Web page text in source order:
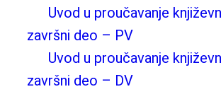
Uvod u proučavanje
završni deo – PV
Uvod u proučavanje
završni deo – DV